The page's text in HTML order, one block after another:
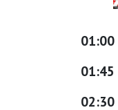
01:00
01:45
02:30